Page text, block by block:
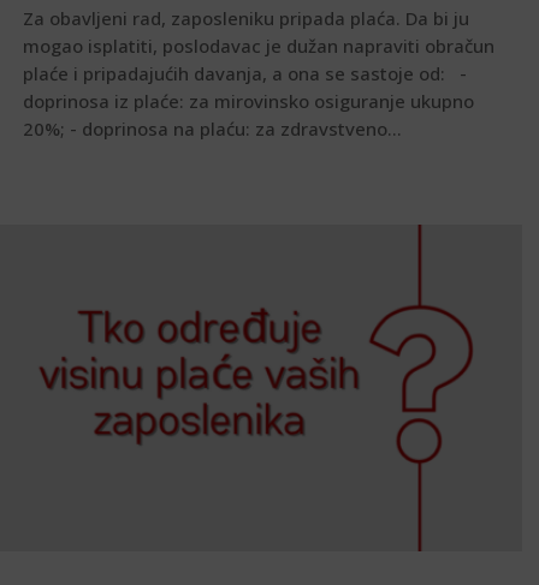
Za obavljeni rad, zaposleniku pripada plaća. Da bi ju
mogao isplatiti, poslodavac je dužan napraviti obračun
plaće i pripadajućih davanja, a ona se sastoje od: -
doprinosa iz plaće: za mirovinsko osiguranje ukupno
20%; - doprinosa na plaću: za zdravstveno...